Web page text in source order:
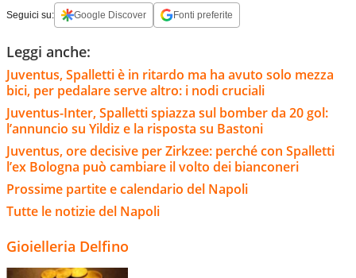
Seguici su: Google Discover Fonti preferite
Leggi anche:
Juventus, Spalletti è in ritardo ma ha avuto solo mezza
bici, per pedalare serve altro: i nodi cruciali
Juventus-Inter, Spalletti spiazza sul bomber da 20 gol:
l’annuncio su Yildiz e la risposta su Bastoni
Juventus, ore decisive per Zirkzee: perché con Spalletti
l’ex Bologna può cambiare il volto dei bianconeri
Prossime partite e calendario del Napoli
Tutte le notizie del Napoli
Gioielleria Delfino